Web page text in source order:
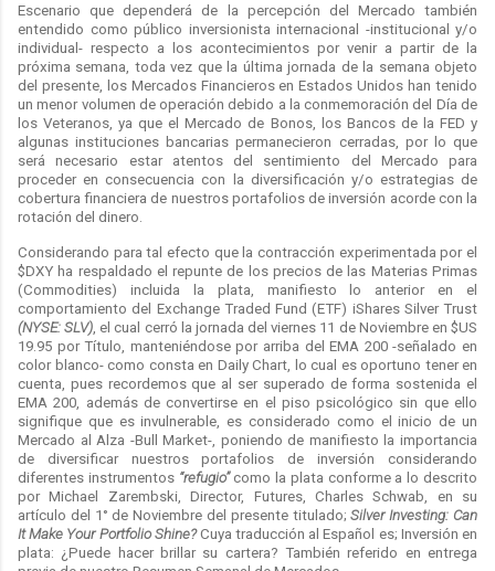
Escenario que dependerá de la percepción del Mercado también
entendido como público inversionista internacional -institucional y/o
individual- respecto a los acontecimientos por venir a partir de la
próxima semana, toda vez que la última jornada de la semana objeto
del presente, los Mercados Financieros en Estados Unidos han tenido
un menor volumen de operación debido a la conmemoración del Día de
los Veteranos, ya que el Mercado de Bonos, los Bancos de la FED y
algunas instituciones bancarias permanecieron cerradas, por lo que
será necesario estar atentos del sentimiento del Mercado para
proceder en consecuencia con la diversificación y/o estrategias de
cobertura financiera de nuestros portafolios de inversión acorde con la
rotación del dinero.
Considerando para tal efecto que la contracción experimentada por el
$DXY ha respaldado el repunte de los precios de las Materias Primas
(Commodities) incluida la plata, manifiesto lo anterior en el
comportamiento del Exchange Traded Fund (ETF) iShares Silver Trust
(NYSE: SLV) , el cual cerró la jornada del viernes 11 de Noviembre en $US
19.95 por Título, manteniéndose por arriba del EMA 200 -señalado en
color blanco- como consta en Daily Chart, lo cual es oportuno tener en
cuenta, pues recordemos que al ser superado de forma sostenida el
EMA 200, además de convertirse en el piso psicológico sin que ello
signifique que es invulnerable, es considerado como el inicio de un
Mercado al Alza -Bull Market-, poniendo de manifiesto la importancia
de diversificar nuestros portafolios de inversión considerando
diferentes instrumentos “refugio”como la plata conforme a lo descrito
por Michael Zarembski, Director, Futures, Charles Schwab, en su
artículo del 1° de Noviembre del presente titulado;Silver Investing: Can
It Make Your Portfolio Shine?Cuya traducción al Español es; Inversión en
plata: ¿Puede hacer brillar su cartera? También referido en entrega